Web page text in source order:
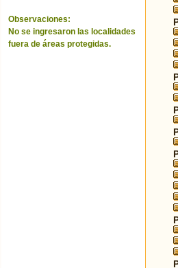
Observaciones:
No se ingresaron las localidades
fuera de áreas protegidas.